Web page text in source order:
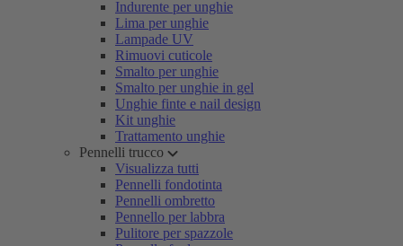
Indurente per unghie
Lima per unghie
Lampade UV
Rimuovi cuticole
Smalto per unghie
Smalto per unghie in gel
Unghie finte e nail design
Kit unghie
Trattamento unghie
Pennelli trucco
Visualizza tutti
Pennelli fondotinta
Pennelli ombretto
Pennello per labbra
Pulitore per spazzole